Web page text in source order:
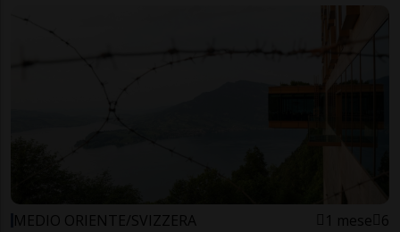
MEDIO ORIENTE/SVIZZERA 1 mese 6